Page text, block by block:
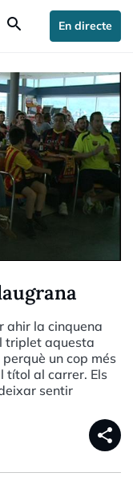
search En directe
ahir la cinquena
triplet aquesta
un cop més
títol al carrer. Els
sentir
share